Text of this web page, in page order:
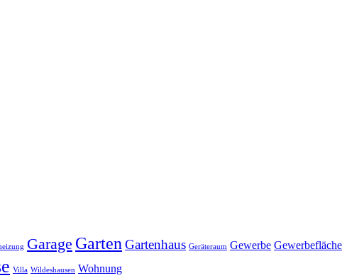
Garage Garten Gartenhaus Geräteraum Gewerbe Gewerbefläche
Villa Wildeshausen Wohnung